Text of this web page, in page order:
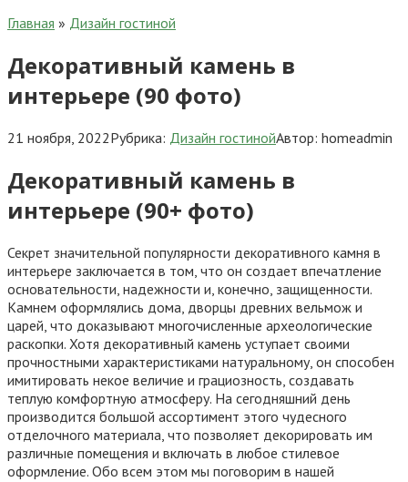
Главная » Дизайн гостиной
Декоративный камень в
интерьере (90 фото)
21 ноября, 2022Рубрика: Дизайн гостинойАвтор: homeadmin
Декоративный камень в
интерьере (90+ фото)
Секрет значительной популярности декоративного камня в
интерьере заключается в том, что он создает впечатление
основательности, надежности и, конечно, защищенности.
Камнем оформлялись дома, дворцы древних вельмож и
царей, что доказывают многочисленные археологические
раскопки. Хотя декоративный камень уступает своими
прочностными характеристиками натуральному, он способен
имитировать некое величие и грациозность, создавать
теплую комфортную атмосферу. На сегодняшний день
производится большой ассортимент этого чудесного
отделочного материала, что позволяет декорировать им
различные помещения и включать в любое стилевое
оформление. Обо всем этом мы поговорим в нашей